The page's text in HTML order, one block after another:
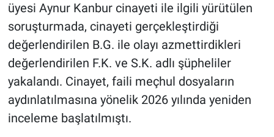
üyesi Aynur Kanbur cinayeti ile ilgili yürütülen
soruşturmada, cinayeti gerçekleştirdiği
değerlendirilen B.G. ile olayı azmettirdikleri
değerlendirilen F.K. ve S.K. adlı şüpheliler
yakalandı. Cinayet, faili meçhul dosyaların
aydınlatılmasına yönelik 2026 yılında yeniden
inceleme başlatılmıştı.